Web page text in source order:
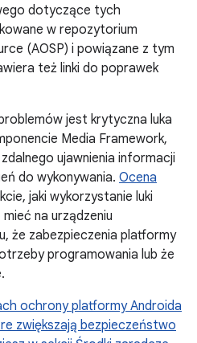
dotyczące tych
w repozytorium
(AOSP) i powiązane z tym
też linki do poprawek
jest krytyczna luka
Media Framework,
ujawnienia informacji
do wykonywania. Ocena
jaki wykorzystanie luki
na urządzeniu
że zabezpieczenia platformy
programowania lub że
ochrony platformy Androida
zwiększają bezpieczeństwo